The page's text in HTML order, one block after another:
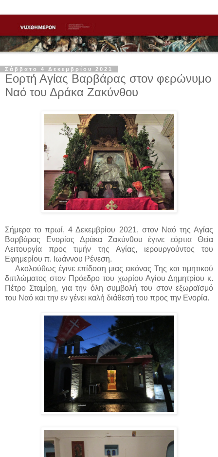
Σάββατο 4 Δεκεμβρίου 2021
Εορτή Αγίας Βαρβάρας στον φερώνυμο
Ναό του Δράκα Ζακύνθου
Σήμερα το πρωί, 4 Δεκεμβρίου 2021, στον Ναό της Αγίας
Βαρβάρας Ενορίας Δράκα Ζακύνθου έγινε εόρτια Θεία
Λειτουργία προς τιμήν της Αγίας, ιερουργούντος του
Εφημερίου π. Ιωάννου Ρένεση.
Ακολούθως έγινε επίδοση μιας εικόνας Της και τιμητικού
διπλώματος στον Πρόεδρο του χωρίου Αγίου Δημητρίου κ.
Πέτρο Σταμίρη, για την όλη συμβολή του στον εξωραϊσμό
του Ναό και την εν γένει καλή διάθεσή του προς την Ενορία.